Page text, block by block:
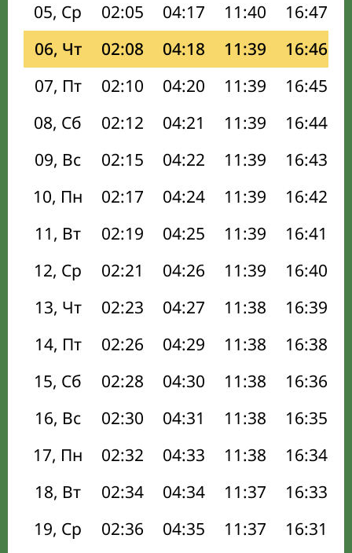
05, Ср
02:05 04:17 11:40 16:47
06, Чт
02:08 04:18 11:39 16:46
07, Пт
02:10 04:20 11:39 16:45
08, Сб
02:12 04:21 11:39 16:44
09, Вс
02:15 04:22 11:39 16:43
10, Пн
02:17 04:24 11:39 16:42
11, Вт
02:19 04:25 11:39 16:41
12, Ср
02:21 04:26 11:39 16:40
13, Чт
02:23 04:27 11:38 16:39
14, Пт
02:26 04:29 11:38 16:38
15, Сб
02:28 04:30 11:38 16:36
16, Вс
02:30 04:31 11:38 16:35
17, Пн
02:32 04:33 11:38 16:34
18, Вт
02:34 04:34 11:37 16:33
19, Ср
02:36 04:35 11:37 16:31